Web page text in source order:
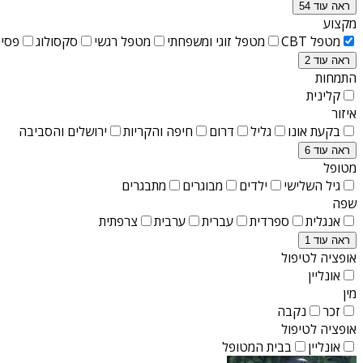
ראה עוד 54
מקצוע
מטפל CBT
מטפל זוגי ומשפחתי מטפל רגשי סקסולוג
ראה עוד 2
התמחות
קלינית
איזור
בקעת אונו
גליל דרום חיפה והקריות ירושלים והסביבה
ראה עוד 6
מטופל
גיל השלישי
ילדים מבוגרים
מתבגרים
שפה
אנגלית
ספרדית עברית ערבית צרפתית
ראה עוד 1
אופציה לטיפול
אונליין
מין
זכר
נקבה
אופציה לטיפול
אונליין
בבית המטופל